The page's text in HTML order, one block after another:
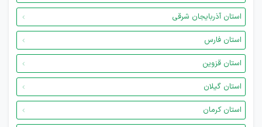
استان آذربایجان شرقی
استان فارس
استان قزوین
استان گیلان
استان کرمان